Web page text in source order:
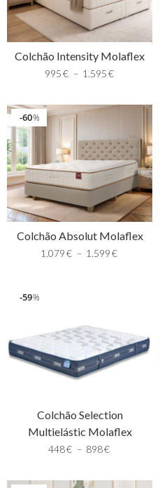
Colchão Intensity Molaflex
995€ – 1.595€
%
60
Colchão Absolut Molaflex
1.079€ – 1.599€
%
59
Colchão Selection
Multielástic Molaflex
448€ – 898€